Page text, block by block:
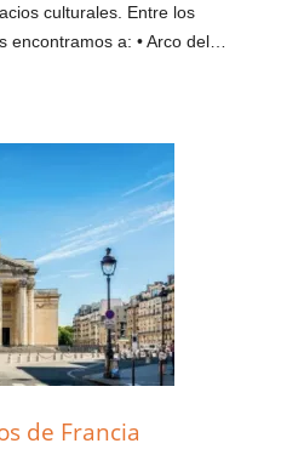
culturales. Entre los
encontramos a: • Arco del…
de Francia